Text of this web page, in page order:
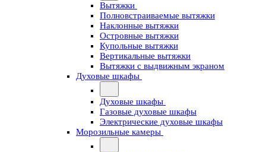
Вытяжки
Полновстраиваемые вытяжки
Наклонные вытяжки
Островные вытяжки
Купольные вытяжки
Вертикальные вытяжки
Вытяжки с выдвижным экраном
Духовые шкафы
Духовые шкафы
Газовые духовые шкафы
Электрические духовые шкафы
Морозильные камеры